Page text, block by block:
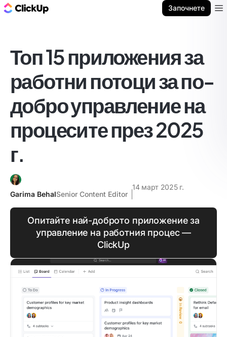
Започнете
Топ 15 приложения за
работни потоци за по-
добро управление на
процесите през 2025
г.
Garima BehalSenior Content Editor
14 март 2025 г.
Опитайте най-доброто приложение за
управление на работния процес —
ClickUp